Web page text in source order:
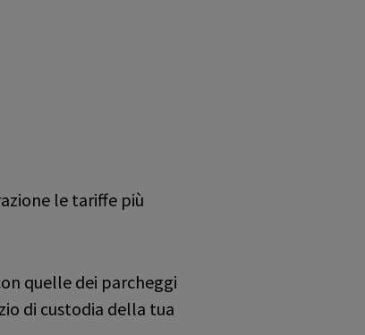
le tariffe più
quelle dei parcheggi
di custodia della tua